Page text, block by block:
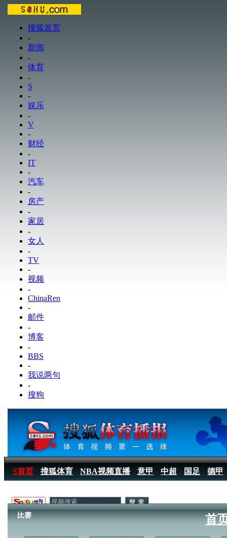
搜狐首页
-
新闻
-
体育
-
S
-
娱乐
-
V
-
财经
-
IT
-
汽车
-
房产
-
家居
-
女人
-
TV
-
视频
-
ChinaRen
-
邮件
-
博客
-
BBS
-
我说两句
-
搜狗
S首页 搜狐体育 NBA视频直播 意甲 中超 国足 德甲
首
比赛